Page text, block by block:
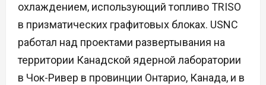
охлаждением, использующий топливо TRISO
в призматических графитовых блоках. USNC
работал над проектами развертывания на
территории Канадской ядерной лаборатории
в Чок-Ривер в провинции Онтарио, Канада, и в